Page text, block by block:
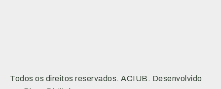
Todos os direitos reservados. ACIUB. Desenvolvido